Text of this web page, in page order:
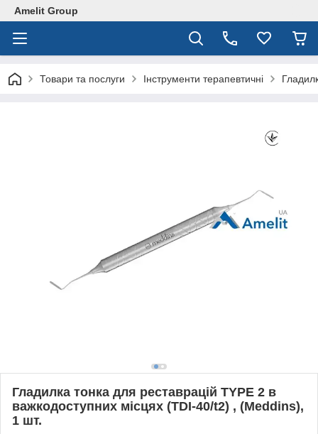
Amelit Group
Товари та послуги Інструменти терапевтичні
Гладилка тонка для реставрацій TYPE 2 в
важкодоступних місцях (TDI-40/t2) , (Meddins),
1 шт.